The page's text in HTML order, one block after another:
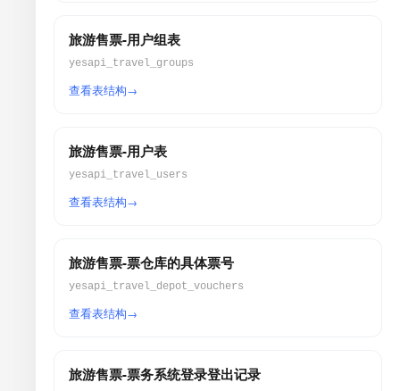
旅游售票-用户组表
yesapi_travel_groups
查看表结构
旅游售票-用户表
yesapi_travel_users
查看表结构
旅游售票-票仓库的具体票号
yesapi_travel_depot_vouchers
查看表结构
旅游售票-票务系统登录登出记录